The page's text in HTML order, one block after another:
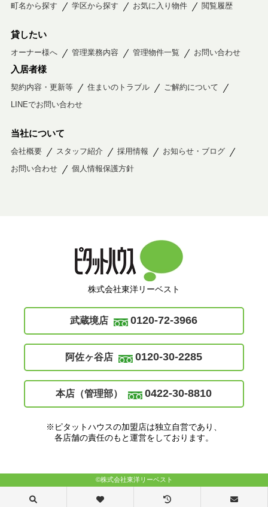
町名から探す
学区から探す お気に入り物件 閲覧履歴
貸したい
オーナー様へ 管理業務内容 管理物件一覧 お問い合わせ
入居者様
契約内容・更新等 住まいのトラブル
ご解約について
LINEでお問い合わせ
当社について
会社概要 スタッフ紹介 採用情報
お知らせ・ブログ
お問い合わせ
個人情報保護方針
株式会社東洋リーベスト
武蔵境店 0120-72-3966
阿佐ヶ谷店 0120-30-2285
本店（管理部） 0422-30-8810
※ピタットハウスの加盟店は独立自営であり、
各店舗の責任のもと運営をしております。
©株式会社東洋リーベスト